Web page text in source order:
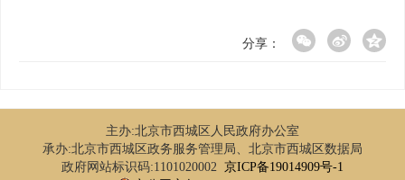
分享：
主办:北京市西城区人民政府办公室
承办:北京市西城区政务服务管理局、北京市西城区数据局
政府网站标识码:1101020002 京ICP备19014909号-1